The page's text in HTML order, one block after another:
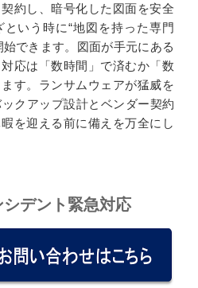
約し、暗号化した図面を安全
いう時に“地図を持った専門
できます。図面が手元にある
応は「数時間」で済むか「数
す。ランサムウェアが猛威を
クアップ設計とベンダー契約
を迎える前に備えを万全にし
デント緊急対応